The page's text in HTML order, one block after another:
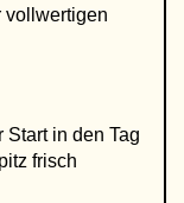
vollwertigen
in den Tag
frisch